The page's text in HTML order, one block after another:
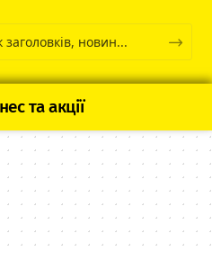
та акції